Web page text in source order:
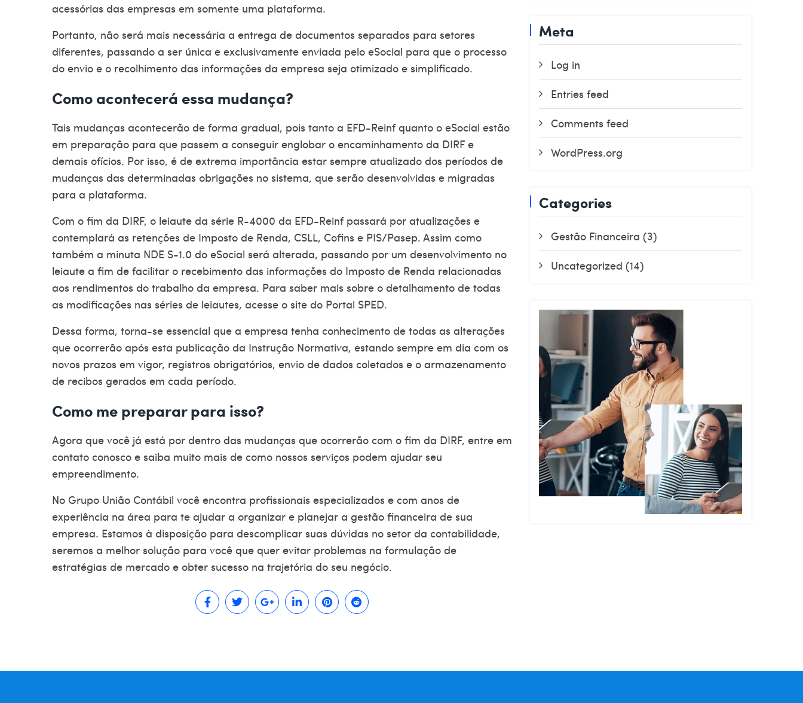
acessórias das empresas em somente uma plataforma.
Portanto, não será mais necessária a entrega de documentos separados para setores
diferentes, passando a ser única e exclusivamente enviada pelo eSocial para que o processo
do envio e o recolhimento das informações da empresa seja otimizado e simplificado.
Como acontecerá essa mudança?
Tais mudanças acontecerão de forma gradual, pois tanto a EFD-Reinf quanto o eSocial estão
em preparação para que passem a conseguir englobar o encaminhamento da DIRF e
demais ofícios. Por isso, é de extrema importância estar sempre atualizado dos períodos de
mudanças das determinadas obrigações no sistema, que serão desenvolvidas e migradas
para a plataforma.
Com o fim da DIRF, o leiaute da série R-4000 da EFD-Reinf passará por atualizações e
contemplará as retenções de Imposto de Renda, CSLL, Cofins e PIS/Pasep. Assim como
também a minuta NDE S-1.0 do eSocial será alterada, passando por um desenvolvimento no
leiaute a fim de facilitar o recebimento das informações do Imposto de Renda relacionadas
aos rendimentos do trabalho da empresa. Para saber mais sobre o detalhamento de todas
as modificações nas séries de leiautes, acesse o site do Portal SPED.
Dessa forma, torna-se essencial que a empresa tenha conhecimento de todas as alterações
que ocorrerão após esta publicação da Instrução Normativa, estando sempre em dia com os
novos prazos em vigor, registros obrigatórios, envio de dados coletados e o armazenamento
de recibos gerados em cada período.
Como me preparar para isso?
Agora que você já está por dentro das mudanças que ocorrerão com o fim da DIRF, entre em
contato conosco e saiba muito mais de como nossos serviços podem ajudar seu
empreendimento.
No Grupo União Contábil você encontra profissionais especializados e com anos de
experiência na área para te ajudar a organizar e planejar a gestão financeira de sua
empresa. Estamos à disposição para descomplicar suas dúvidas no setor da contabilidade,
seremos a melhor solução para você que quer evitar problemas na formulação de
estratégias de mercado e obter sucesso na trajetória do seu negócio.
Meta
Log in
Entries feed
Comments feed
WordPress.org
Categories
Gestão Financeira (3)
Uncategorized (14)